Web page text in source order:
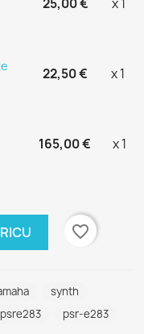
22,50 € x 1
165,00 € x 1
favorite_border
synth
psre283 psr-e283